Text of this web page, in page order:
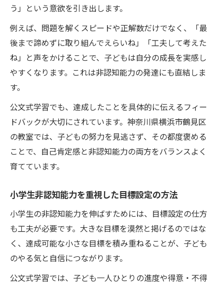
う」という意欲を引き出します。
例えば、問題を解くスピードや正解数だけでなく、「最
後まで諦めずに取り組んでえらいね」「工夫して考えた
ね」と声をかけることで、子どもは自分の成長を実感し
やすくなります。これは非認知能力の発達にも直結しま
す。
公文式学習でも、達成したことを具体的に伝えるフィー
ドバックが大切にされています。神奈川県横浜市鶴見区
の教室では、子どもの努力を見逃さず、その都度褒める
ことで、自己肯定感と非認知能力の両方をバランスよく
育てています。
小学生非認知能力を重視した目標設定の方法
小学生の非認知能力を伸ばすためには、目標設定の仕方
も工夫が必要です。大きな目標を漠然と掲げるのではな
く、達成可能な小さな目標を積み重ねることが、子ども
のやる気と自信につながります。
公文式学習では、子ども一人ひとりの進度や得意・不得